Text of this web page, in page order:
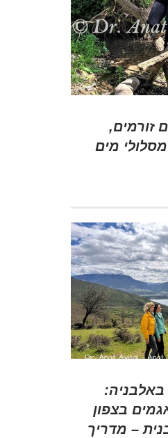
זורמים,
מים
באלבניה:
בצפון
– מדריך